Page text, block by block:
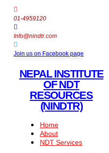
01-4959120
Info@nindtr.com
Join us on Facebook page
NEPAL INSTITUTE
OF NDT
RESOURCES
(NINDTR)
Home
About
NDT Services